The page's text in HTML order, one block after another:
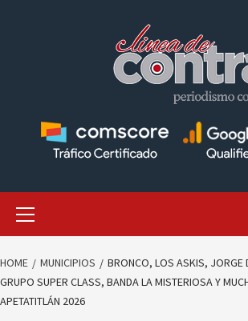
HOME MUNICIPIOS
BRONCO, LOS ASKIS, JORGE
GRUPO SUPER CLASS, BANDA LA MISTERIOSA Y
APETATITLÁN 2026